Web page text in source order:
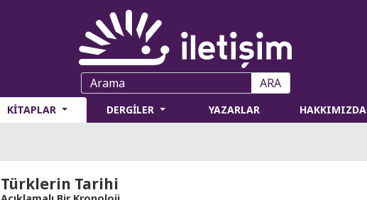
ARA
KİTAPLAR DERGİLER YAZARLAR HAKKIMIZDA
Türklerin Tarihi